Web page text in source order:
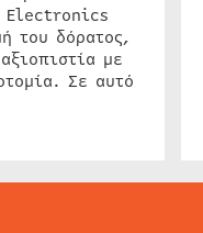
Electronics
του δόρατος,
με
Σε αυτό